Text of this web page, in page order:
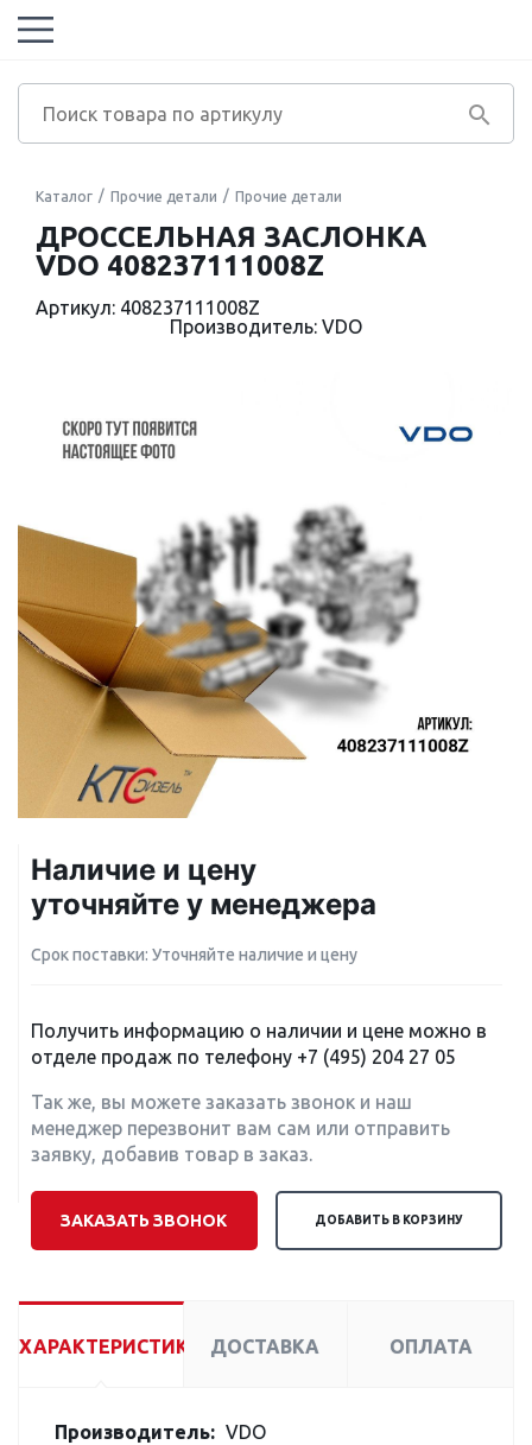
Каталог Прочие детали Прочие детали
ДРОССЕЛЬНАЯ ЗАСЛОНКА
VDO 408237111008Z
Артикул: 408237111008Z
Производитель: VDO
Наличие и цену
уточняйте у менеджера
Срок поставки: Уточняйте наличие и цену
Получить информацию о наличии и цене можно в
отделе продаж по телефону +7 (495) 204 27 05
Так же, вы можете заказать звонок и наш
менеджер перезвонит вам сам или отправить
заявку, добавив товар в заказ.
ЗАКАЗАТЬ ЗВОНОК ДОБАВИТЬ В КОРЗИНУ
ХАРАКТЕРИСТИКИ ДОСТАВКА ОПЛАТА
Производитель: VDO